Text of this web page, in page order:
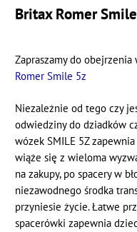
Britax Romer
Zapraszamy do
Romer Smile 5z
Niezależnie od tego czy
odwiedziny do dziadków
wózek SMILE 5Z
wiąże się z wieloma
na zakupy, po spacery w
niezawodnego środka
przyniesie życie. Łatwe
spacerówki zapewnia